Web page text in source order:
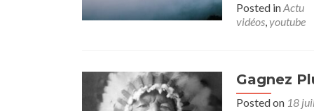
Posted inActu
vidéos,youtube
Gagnez
Posted on 18